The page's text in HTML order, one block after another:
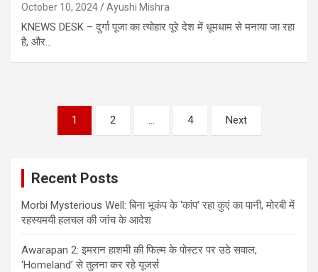
October 10, 2024 Ayushi Mishra
KNEWS DESK – दुर्गा पूजा का त्योहार पूरे देश में धूमधाम से मनाया जा रहा
है, और…
pagination
1 2 … 4 Next
Recent Posts
Morbi Mysterious Well: बिना भूकंप के ‘कांप’ रहा कुएं का पानी, मोरबी में
रहस्यमयी हलचल की जांच के आदेश
Awarapan 2: इमरान हाशमी की फिल्म के पोस्टर पर उठे सवाल,
‘Homeland’ से तुलना कर रहे यूजर्स